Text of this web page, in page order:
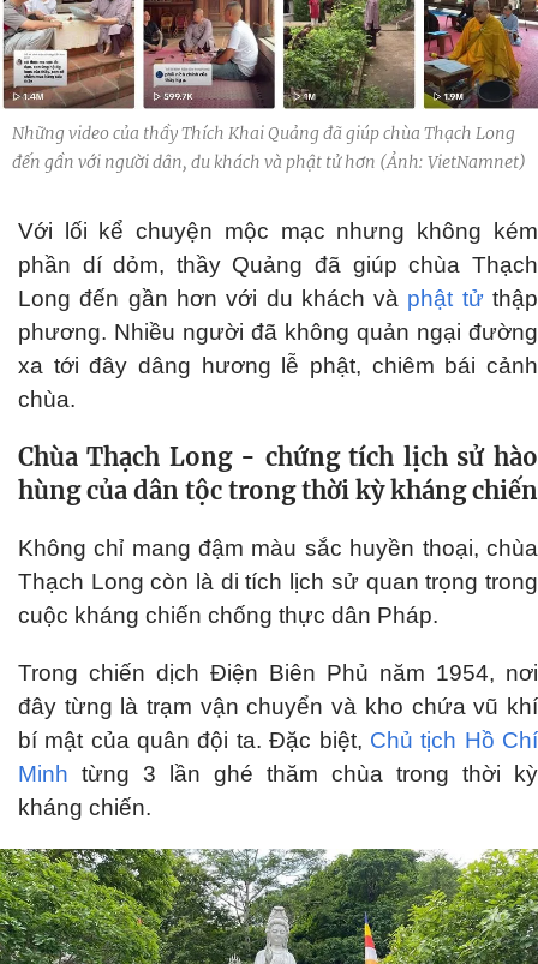
Những video của thầy Thích Khai Quảng đã giúp chùa Thạch Long
đến gần với người dân, du khách và phật tử hơn (Ảnh: VietNamnet)
Với lối kể chuyện mộc mạc nhưng không kém
phần dí dỏm, thầy Quảng đã giúp chùa Thạch
Long đến gần hơn với du khách và phật tửthập
phương. Nhiều người đã không quản ngại đường
xa tới đây dâng hương lễ phật, chiêm bái cảnh
chùa.
Chùa Thạch Long - chứng tích lịch sử hào
hùng của dân tộc trong thời kỳ kháng chiến
Không chỉ mang đậm màu sắc huyền thoại, chùa
Thạch Long còn là di tích lịch sử quan trọng trong
cuộc kháng chiến chống thực dân Pháp.
Trong chiến dịch Điện Biên Phủ năm 1954, nơi
đây từng là trạm vận chuyển và kho chứa vũ khí
bí mật của quân đội ta. Đặc biệt, Chủ tịch Hồ Chí
Minh từng 3 lần ghé thăm chùa trong thời kỳ
kháng chiến.